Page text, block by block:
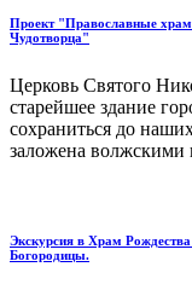
Проект "Православные
Чудотворца"
Церковь Святого
старейшее здание
сохраниться до
заложена волжскими
Экскурсия в Храм
Богородицы.